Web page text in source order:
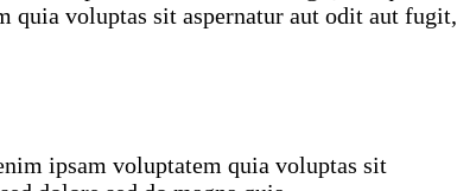
quia voluptas sit aspernatur aut odit aut fugit,
ipsam voluptatem quia voluptas sit